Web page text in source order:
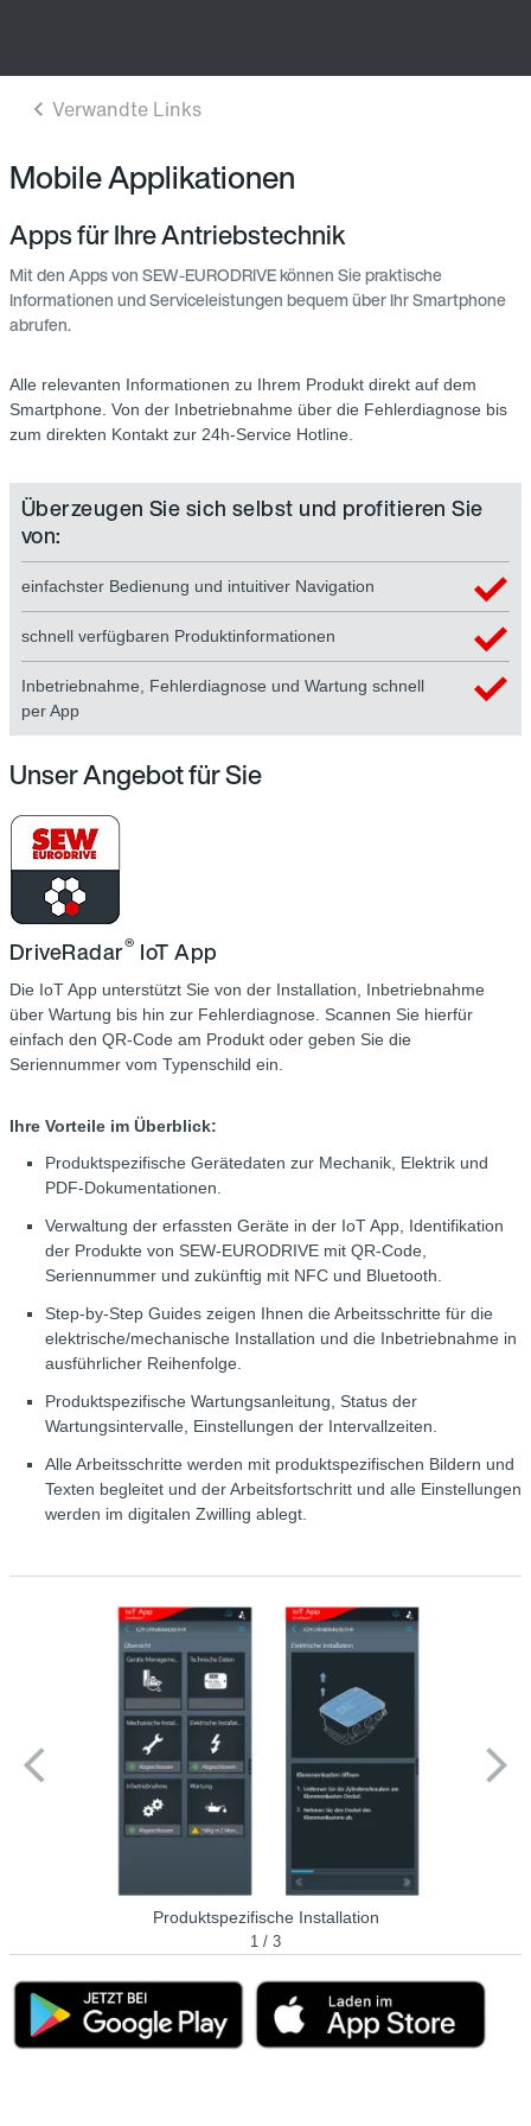
Mobile Applikationen
Apps für Ihre Antriebstechnik
Mit den Apps von SEW-EURODRIVE können Sie praktische
Informationen und Serviceleistungen bequem über Ihr Smartphone
abrufen.
Alle relevanten Informationen zu Ihrem Produkt direkt auf dem
Smartphone. Von der Inbetriebnahme über die Fehlerdiagnose bis
zum direkten Kontakt zur 24h-Service Hotline.
Überzeugen Sie sich selbst und profitieren Sie
von:
einfachster Bedienung und intuitiver Navigation
schnell verfügbaren Produktinformationen
Inbetriebnahme, Fehlerdiagnose und Wartung schnell
per App
Unser Angebot für Sie
DriveRadar® IoT App
Die IoT App unterstützt Sie von der Installation, Inbetriebnahme
über Wartung bis hin zur Fehlerdiagnose. Scannen Sie hierfür
einfach den QR-Code am Produkt oder geben Sie die
Seriennummer vom Typenschild ein.
Ihre Vorteile im Überblick:
Produktspezifische Gerätedaten zur Mechanik, Elektrik und
PDF-Dokumentationen.
Verwaltung der erfassten Geräte in der IoT App, Identifikation
der Produkte von SEW-EURODRIVE mit QR-Code,
Seriennummer und zukünftig mit NFC und Bluetooth.
Step-by-Step Guides zeigen Ihnen die Arbeitsschritte für die
elektrische/mechanische Installation und die Inbetriebnahme in
ausführlicher Reihenfolge.
Produktspezifische Wartungsanleitung, Status der
Wartungsintervalle, Einstellungen der Intervallzeiten.
Alle Arbeitsschritte werden mit produktspezifischen Bildern und
Texten begleitet und der Arbeitsfortschritt und alle Einstellungen
werden im digitalen Zwilling ablegt.
Produktspezifische Installation
1 / 3